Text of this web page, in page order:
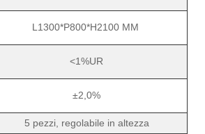
L1300*P800*H2100 MM
<1%UR
±2,0%
5 pezzi, regolabile in altezza